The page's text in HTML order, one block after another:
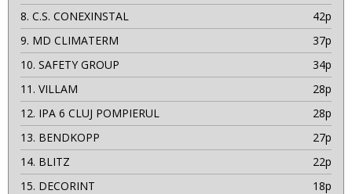
8. C.S. CONEXINSTAL
42p
9. MD CLIMATERM
37p
10. SAFETY GROUP
34p
11. VILLAM
28p
12. IPA 6 CLUJ POMPIERUL
28p
13. BENDKOPP
27p
14. BLITZ
22p
15. DECORINT
18p